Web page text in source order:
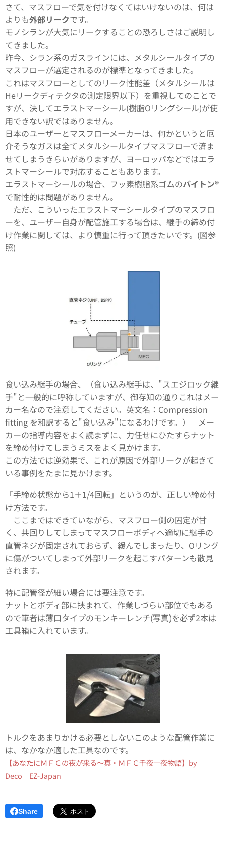
さて、マスフローで気を付けなくてはいけないのは、何は
よりも外部リークです。
モノシランが大気にリークすることの恐ろしさはご説明し
てきました。
昨今、シラン系のガスラインには、メタルシールタイプの
マスフローが選定されるのが標準となってきました。
これはマスフローとしてのリーク性能差（メタルシールは
Heリークディテクタの測定限界以下）を重視してのことで
すが、決してエラストマーシール(樹脂Oリングシール)が使
用できない訳ではありません。
日本のユーザーとマスフローメーカーは、何かというと厄
介そうなガスは全てメタルシールタイプマスフローで済ま
せてしまうきらいがありますが、ヨーロッパなどではエラ
ストマーシールで対応することもあります。
エラストマーシールの場合、フッ素樹脂系ゴムのバイトン®
で耐性的は問題がありません。
ただ、こういったエラストマーシールタイプのマスフロ
ーを、ユーザー自身が配管施工する場合は、継手の締め付
け作業に関しては、より慎重に行って頂きたいです。(図参
照)
食い込み継手の場合、（食い込み継手は、"スエジロック継
手"と一般的に呼称していますが、御存知の通りこれはメー
カー名なので注意してください。英文名：Compression
fitting を和訳すると"食い込み"になるわけです。） メー
カーの指導内容をよく読まずに、力任せにひたすらナット
を締め付けてしまうミスをよく見かけます。
この方法では逆効果で、これが原因で外部リークが起きて
いる事例をたまに見かけます。
「手締め状態から1＋1/4回転」というのが、正しい締め付
け方法です。
ここまではできていながら、マスフロー側の固定が甘
く、共回りしてしまってマスフローボディへ適切に継手の
直管ネジが固定されておらず、緩んでしまったり、Oリング
に傷がついてしまって外部リークを起こすパターンも散見
されます。
特に配管径が細い場合には要注意です。
ナットとボディ部に挟まれて、作業しづらい部位でもある
ので筆者は薄口タイプのモンキーレンチ(写真)を必ず2本は
工具箱に入れています。
トルクをあまりかける必要としないこのような配管作業に
は、なかなか適した工具なのです。
【あなたにＭＦＣの夜が来る～真・ＭＦＣ千夜一夜物語】by
Deco EZ-Japan
Share